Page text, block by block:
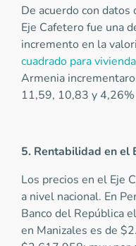
De acuerdo con
Eje Cafetero fue una
incremento en la
cuadrado para
Armenia
11,59, 10,83 y 4,26%
5. Rentabilidad en el
Los precios en el Eje
a nivel nacional. En
Banco del República
en Manizales es de